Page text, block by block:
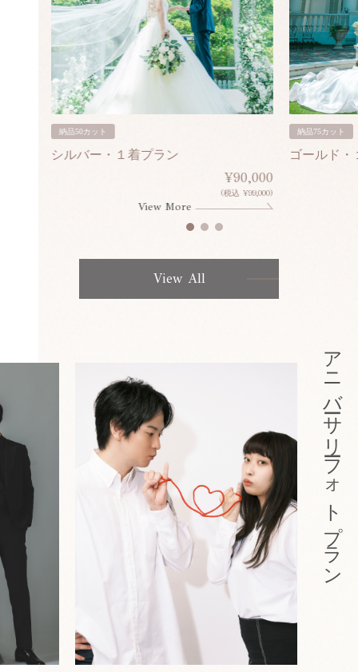
納品50カット
シルバー・１着プラン
¥90,000
(税込 ¥99,000)
View More
納品75カット
ゴールド・
View All
アニバーサリーフォトプラン